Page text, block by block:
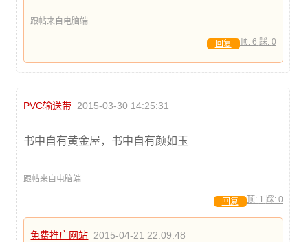
跟帖来自电脑端
顶: 6 踩: 0
回复
PVC输送带 2015-03-30 14:25:31
书中自有黄金屋，书中自有颜如玉
跟帖来自电脑端
顶: 1 踩: 0
回复
免费推广网站 2015-04-21 22:09:48